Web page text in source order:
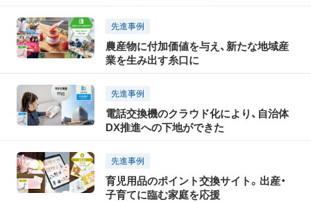
先進事例
農産物に付加価値を与え、新たな地域産
業を生み出す糸口に
先進事例
電話交換機のクラウド化により、自治体
DX推進への下地ができた
先進事例
育児用品のポイント交換サイト。出産・
子育てに臨む家庭を応援